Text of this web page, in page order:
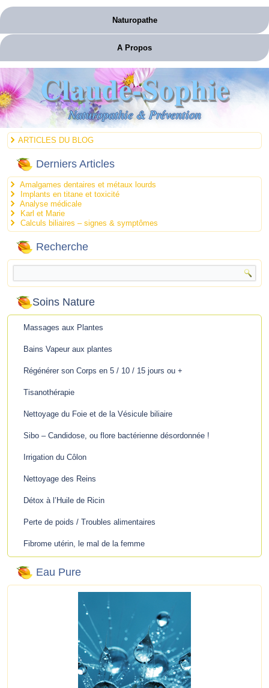
Naturopathe
A Propos
Claude-Sophie
Naturopathie & Prévention
ARTICLES DU BLOG
Derniers Articles
Amalgames dentaires et métaux lourds
Implants en titane et toxicité
Analyse médicale
Karl et Marie
Calculs biliaires – signes & symptômes
Recherche
Soins Nature
Massages aux Plantes
Bains Vapeur aux plantes
Régénérer son Corps en 5 / 10 / 15 jours ou +
Tisanothérapie
Nettoyage du Foie et de la Vésicule biliaire
Sibo – Candidose, ou flore bactérienne désordonnée !
Irrigation du Côlon
Nettoyage des Reins
Détox à l’Huile de Ricin
Perte de poids / Troubles alimentaires
Fibrome utérin, le mal de la femme
Eau Pure